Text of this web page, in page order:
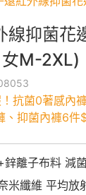
線抑菌花
M-2XL)
抗菌0著感內
、抑菌內褲6件
鋅離子布料 減
米纖維 平均放